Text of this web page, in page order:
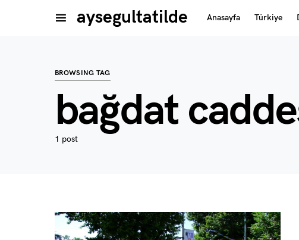
aysegultatilde Anasayfa Türkiye
BROWSING TAG
bağdat
1 post